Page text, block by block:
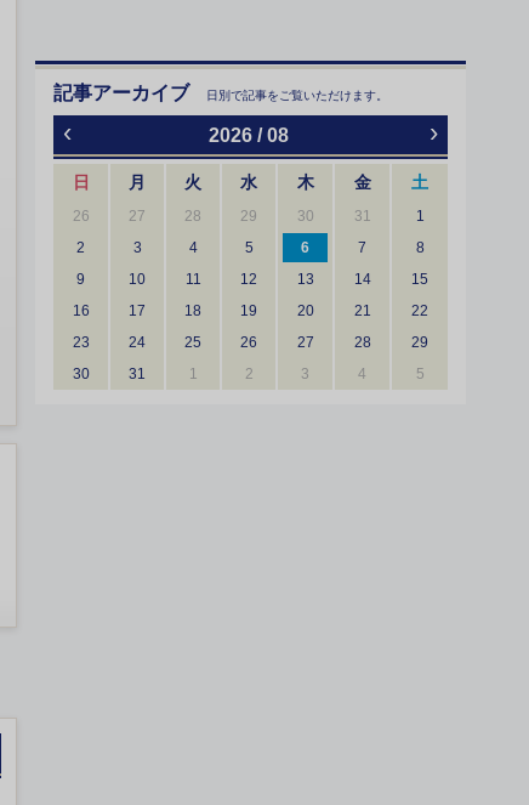
記事アーカイブ 日別で記事をご覧いただけます。
‹ 2026 / 08 ›
日 月 火 水 木 金 土
26 27 28 29 30 31
1
2
3 4 5 6 7
8
9
10 11 12 13 14
15
16
17 18 19 20 21
22
23
24 25 26 27 28
29
30
31 1 2 3 4 5